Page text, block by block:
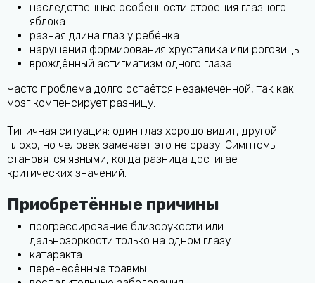
наследственные особенности строения глазного
яблока
разная длина глаз у ребёнка
нарушения формирования хрусталика или роговицы
врождённый астигматизм одного глаза
Часто проблема долго остаётся незамеченной, так как
мозг компенсирует разницу.
Типичная ситуация: один глаз хорошо видит, другой
плохо, но человек замечает это не сразу. Симптомы
становятся явными, когда разница достигает
критических значений.
Приобретённые причины
прогрессирование близорукости или
дальнозоркости только на одном глазу
катаракта
перенесённые травмы